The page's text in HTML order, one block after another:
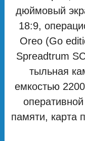
дюймовый
18:9,
Oreo (Go
Spreadtrum
тыльная
емкостью
памяти, карта